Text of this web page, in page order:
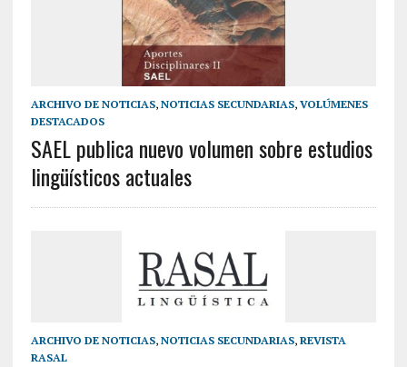
ARCHIVO DE NOTICIAS, NOTICIAS SECUNDARIAS, VOLÚMENES
DESTACADOS
SAEL publica nuevo volumen sobre estudios
lingüísticos actuales
ARCHIVO DE NOTICIAS, NOTICIAS SECUNDARIAS, REVISTA
RASAL